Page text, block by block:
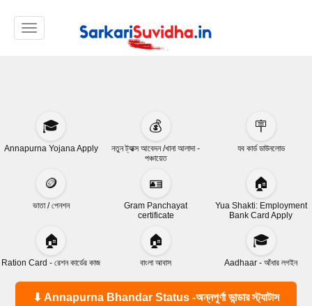
Toggle navigation
🎓
Annapurna Yojana Apply
💰
নতুন ট্যাক্স আবেদন /খানা আলাদা -
পঞ্চায়েত
🪧
যব কার্ড ডাউনলোড
🪙
ভাতা / পেনশন
🪪
Gram Panchayat
certificate
🏠
Yua Shakti: Employment
Bank Card Apply
🏠
Ration Card - রেশন কার্ডের কাজ
🏠
বাংলা আবাস
🎓
Aadhaar - আঁধার লগইন
⬇ Annapurna Bhandar Status -অন্নপূর্ণা ভান্ডার স্ট্যাটাস